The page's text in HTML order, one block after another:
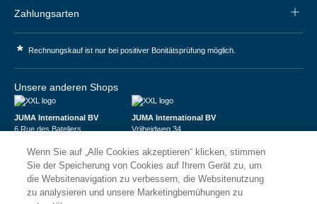
Zahlungsarten
* Rechnungskauf ist nur bei positiver Bonitätsprüfung möglich.
Unsere anderen Shops
JUMA International BV
6 Rue des Bateliers
Numéro de TVA : FR59815313275
Numéro Siren : 815313275
JUMA International BV
Vrijheidweg 34
BTW: NL853095048B01
K.V.K.: 58573909
Wenn Sie auf „Alle Cookies akzeptieren“ klicken, stimmen
Sie der Speicherung von Cookies auf Ihrem Gerät zu, um
die Websitenavigation zu verbessern, die Websitenutzung
zu analysieren und unsere Marketingbemühungen zu